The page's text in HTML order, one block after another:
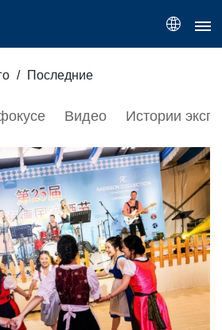
Последние
Видео Истории